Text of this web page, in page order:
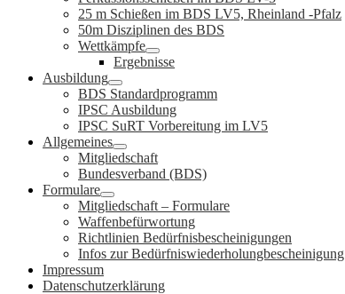
25 m Schießen im BDS LV5, Rheinland -Pfalz
50m Disziplinen des BDS
Wettkämpfe
Ergebnisse
Ausbildung
BDS Standardprogramm
IPSC Ausbildung
IPSC SuRT Vorbereitung im LV5
Allgemeines
Mitgliedschaft
Bundesverband (BDS)
Formulare
Mitgliedschaft – Formulare
Waffenbefürwortung
Richtlinien Bedürfnisbescheinigungen
Infos zur Bedürfniswiederholungbescheinigung
Impressum
Datenschutzerklärung